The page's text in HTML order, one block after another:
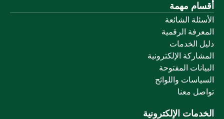
أقسام مهمة
الأسئلة الشائعة
المعرفة الرقمية
دليل الخدمات
المشاركة الإلكترونية
البيانات المفتوحة
السياسات واللوائح
تواصل معنا
الخدمات الإلكترونية